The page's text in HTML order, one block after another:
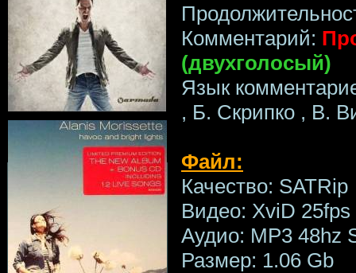
Комментарий:
(двухголосый)
Язык
, Б. Скрипко , В.
Файл:
Качество: SATRip
Видео: XviD
Аудио: MP3 48hz
Размер: 1.06 Gb